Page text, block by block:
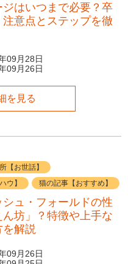
はいつまで必要？卒
意点とステップを徹
09月28日
09月26日
を見る
【お世話】
ウ】
猫の記事【おすすめ】
シュ・フォールドの性
坊」？特徴や上手な
を解説
09月26日